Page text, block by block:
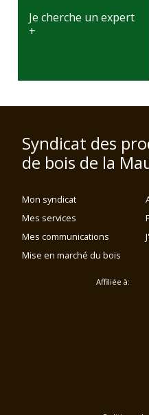
Je cherche un expert
+
Syndicat des
de bois de la
Mon syndicat
Mes services
Mes communications
Mise en marché du bois
Affiliée à: